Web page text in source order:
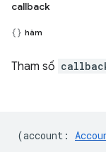
callback
hàm
Tham số
(account :